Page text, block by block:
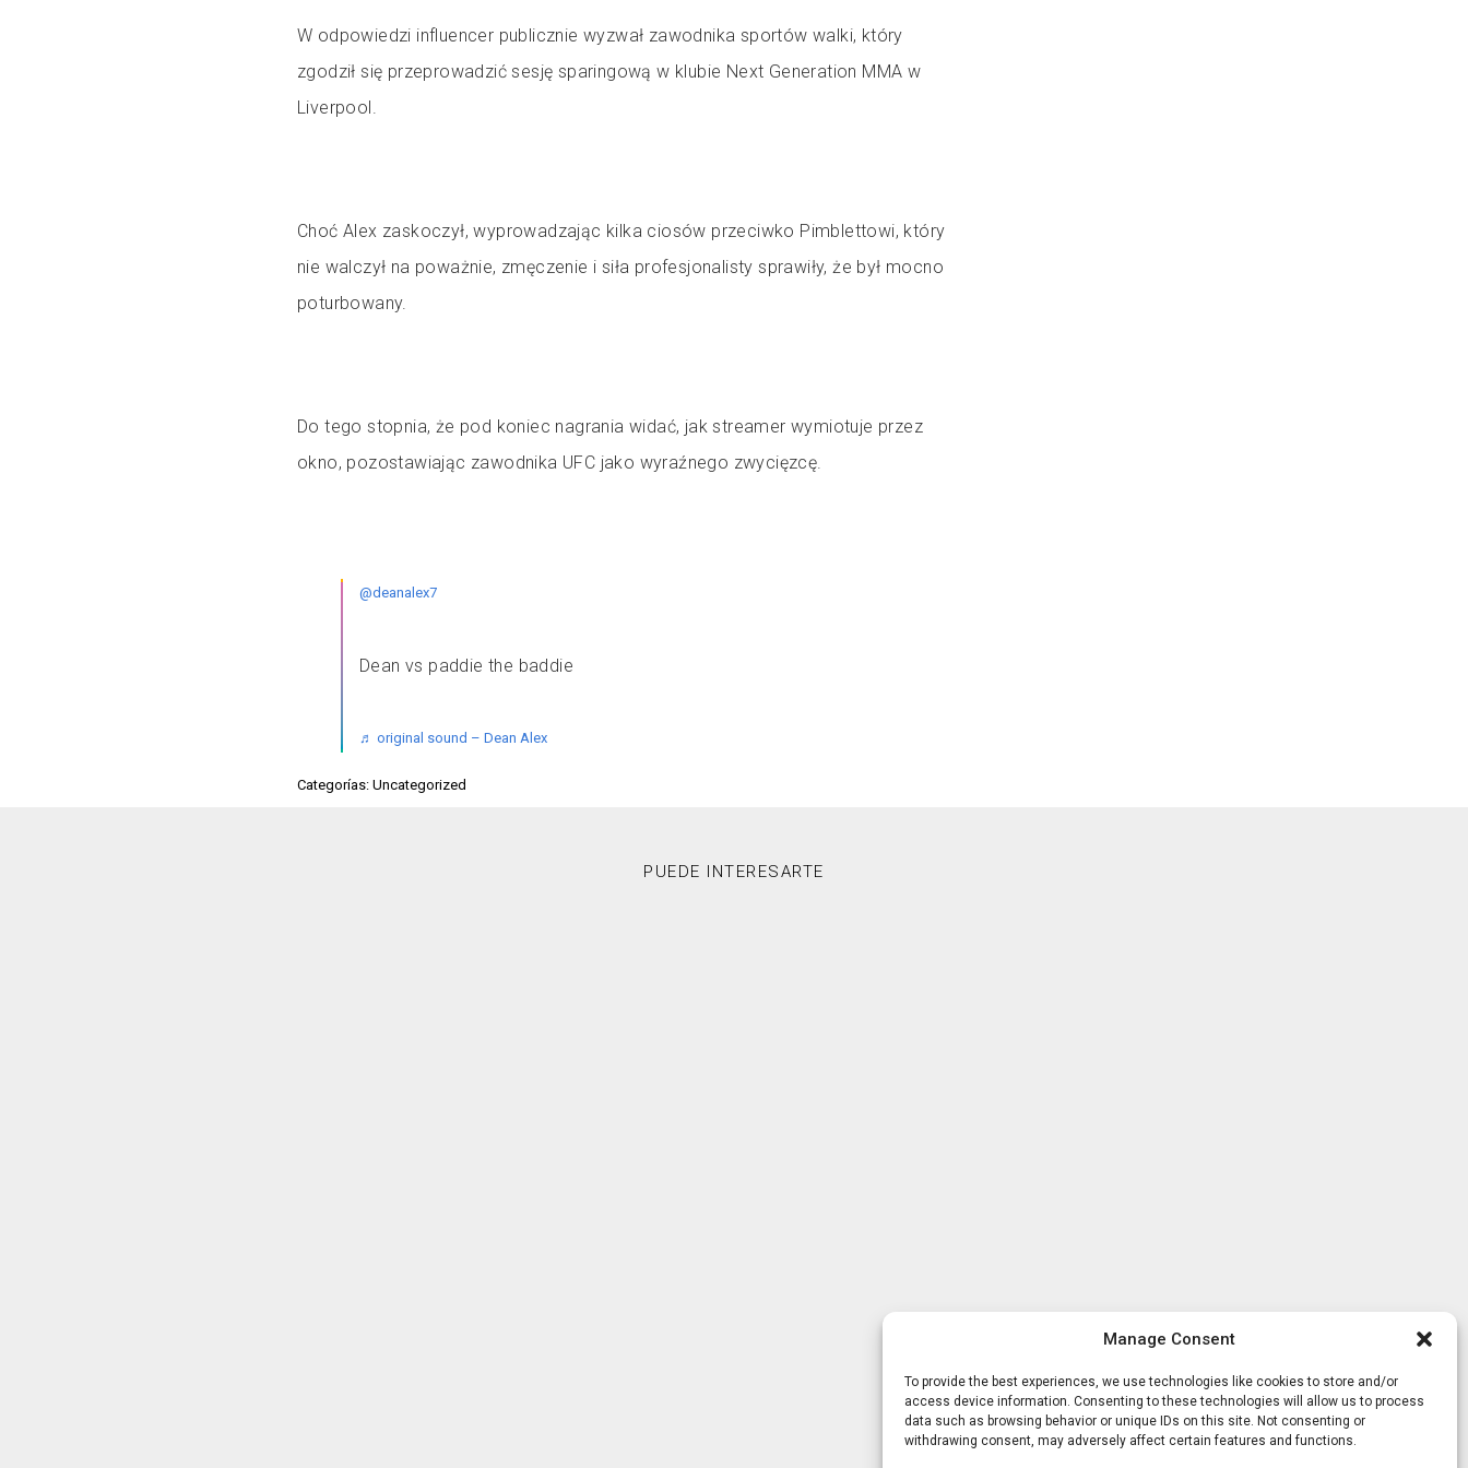
Manage Consent
To provide the best experiences, we use technologies like cookies to store and/or
access device information. Consenting to these technologies will allow us to process
data such as browsing behavior or unique IDs on this site. Not consenting or
withdrawing consent, may adversely affect certain features and functions.
W odpowiedzi influencer publicznie wyzwał zawodnika sportów walki, który
zgodził się przeprowadzić sesję sparingową w klubie Next Generation MMA w
Liverpool.
Choć Alex zaskoczył, wyprowadzając kilka ciosów przeciwko Pimblettowi, który
nie walczył na poważnie, zmęczenie i siła profesjonalisty sprawiły, że był mocno
poturbowany.
Do tego stopnia, że pod koniec nagrania widać, jak streamer wymiotuje przez
okno, pozostawiając zawodnika UFC jako wyraźnego zwycięzcę.
@deanalex7
Dean vs paddie the baddie
♬ original sound – Dean Alex
Categorías: Uncategorized
PUEDE INTERESARTE